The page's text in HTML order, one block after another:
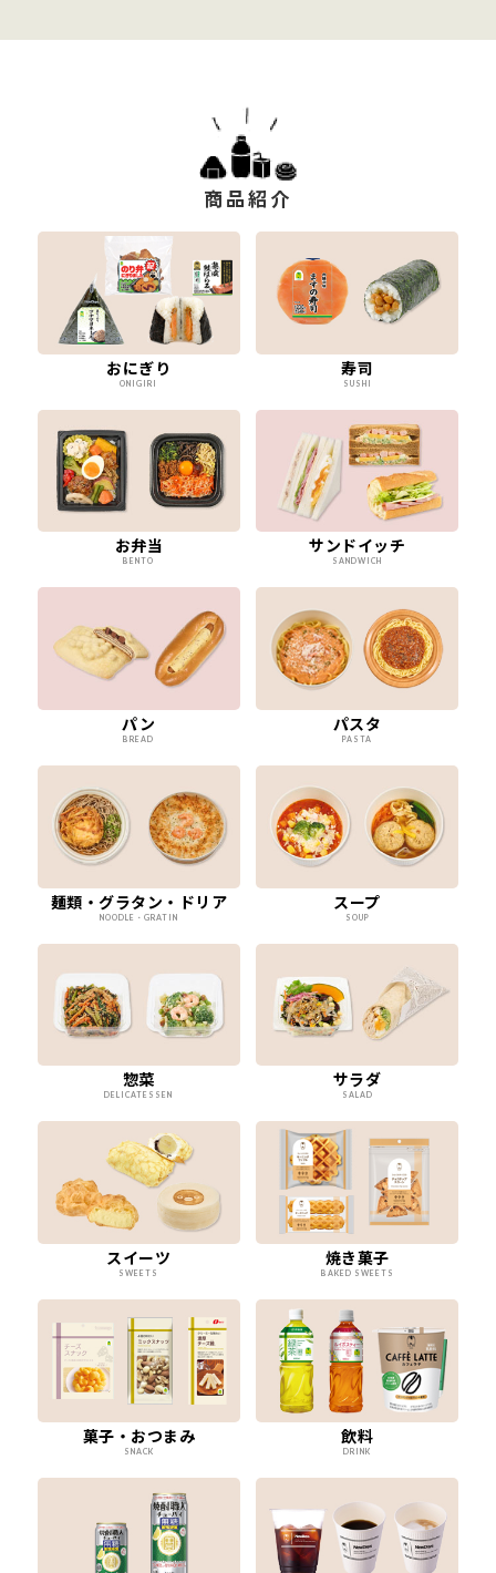
商品紹介
おにぎり
ONIGIRI
寿司
SUSHI
お弁当
BENTO
サンドイッチ
SANDWICH
パン
BREAD
パスタ
PASTA
麺類・グラタン・ドリア
NOODLE・GRATIN
スープ
SOUP
惣菜
DELICATESSEN
サラダ
SALAD
スイーツ
SWEETS
焼き菓子
BAKED SWEETS
菓子・おつまみ
SNACK
飲料
DRINK